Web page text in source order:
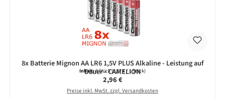
8x Batterie Mignon AA LR6 1,5V PLUS Alkaline - Leistung auf
Dauer - CAMELION
Inhalt:8 Stück(0,37 € / 1 Stück)
Regulärer Preis:
2,96 €
Preise inkl. MwSt. zzgl. Versandkosten